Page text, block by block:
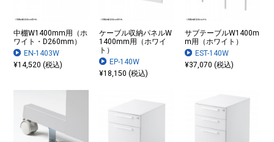
中棚W1400mm用（ホ
ワイト・D260mm）
EN-1403W
¥14,520 (税込)
ケーブル収納パネルW
1400mm用（ホワイ
ト）
EP-140W
¥18,150 (税込)
サブテーブルW1400m
m用（ホワイト）
EST-140W
¥37,070 (税込)